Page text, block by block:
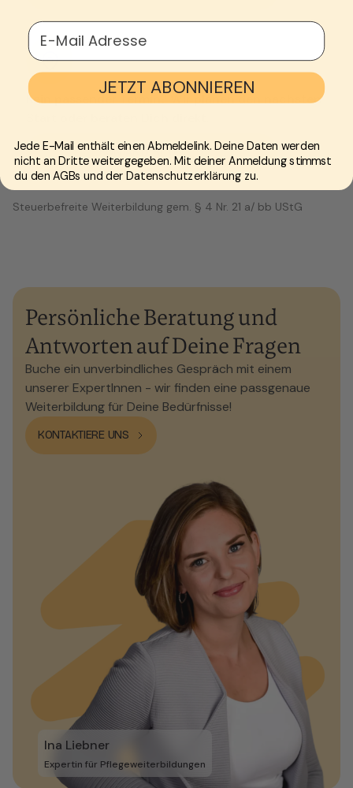
Kein passender Termin? Wir planen den nächsten
KONTAKTIERE UNS
Steuerbefreite Weiterbildung gem. § 4 Nr. 21 a/ bb UStG
Ina Liebner
Expertin für Pflegeweiterbildungen
Persönliche Beratung und
Antworten auf Deine Fragen
Buche ein unverbindliches Gespräch mit einem
unserer ExpertInnen - wir finden eine passgenaue
Weiterbildung für Deine Bedürfnisse!
KONTAKTIERE UNS
E-Mail Adresse
JETZT ABONNIEREN
Jede E-Mail enthält einen Abmeldelink. Deine Daten werden
nicht an Dritte weitergegeben. Mit deiner Anmeldung stimmst
du den AGBs und der Datenschutzerklärung zu.